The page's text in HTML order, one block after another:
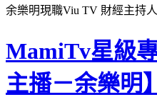
余樂明現職Viu TV 財經主持
MamiTv星級
主播－余樂明